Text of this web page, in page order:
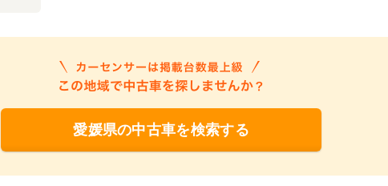
愛媛県の中古車を検索する